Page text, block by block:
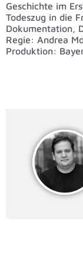
Geschichte im
Todeszug in die
Dokumentation,
Regie: Andrea
Produktion: